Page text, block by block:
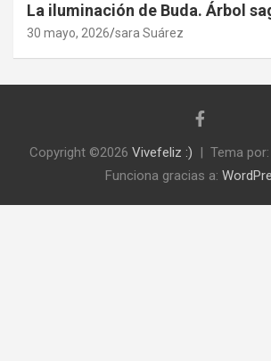
La iluminación de Buda. Árbol
30 mayo, 2026 sara Suárez
Copyright ©2026 Vivefeliz :) Tema por:
Funciona gracias a: